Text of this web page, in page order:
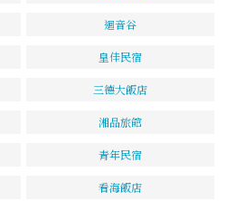
迴音谷
皇佳民宿
三德大飯店
湘品旅館
青年民宿
看海飯店